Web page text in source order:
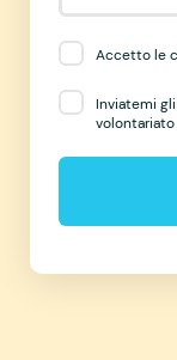
Accetto le
Inviatemi
volontariato